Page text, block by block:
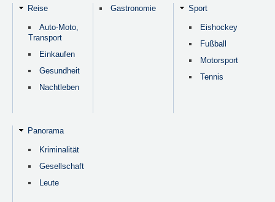
Reise
Auto-Moto,
Transport
Einkaufen
Gesundheit
Nachtleben
Gastronomie Sport
Eishockey
Fußball
Motorsport
Tennis
Panorama
Kriminalität
Gesellschaft
Leute